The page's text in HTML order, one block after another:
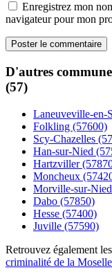
Enregistrez mon
navigateur pour mon
D'autres
(57)
Laneuveville-en-
Folkling (57600)
Scy-Chazelles
Han-sur-Nied
Hartzviller
Moncheux
Morville-sur-
Dabo (57850)
Hesse (57400)
Juville (57590)
Retrouvez également les
criminalité de la Moselle